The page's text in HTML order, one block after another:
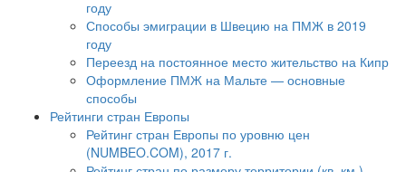
году
Способы эмиграции в Швецию на ПМЖ в 2019
году
Переезд на постоянное место жительство на Кипр
Оформление ПМЖ на Мальте — основные
способы
Рейтинги стран Европы
Рейтинг стран Европы по уровню цен
(NUMBEO.COM), 2017 г.